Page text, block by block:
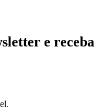
e receba